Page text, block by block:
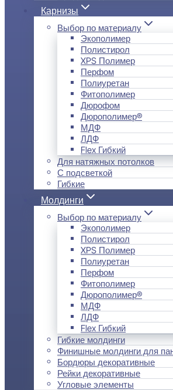
Карнизы
Выбор по материалу
Экополимер
Полистирол
XPS Полимер
Перфом
Полиуретан
Фитополимер
Дюрофом
Дюрополимер®
МДФ
ЛДФ
Flex Гибкий
Для натяжных потолков
С подсветкой
Гибкие
Молдинги
Выбор по материалу
Экополимер
Полистирол
XPS Полимер
Полиуретан
Перфом
Фитополимер
Дюрополимер®
МДФ
ЛДФ
Flex Гибкий
Гибкие молдинги
Финишные молдинги для
Бордюры декоративные
Рейки декоративные
Угловые элементы